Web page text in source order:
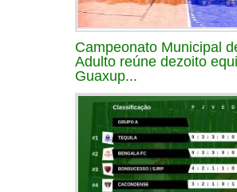
Campeonato Municipal
Adulto reúne dezoito
Guaxup...